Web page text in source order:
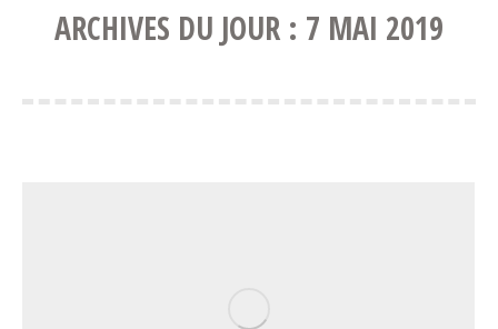
ARCHIVES DU JOUR : 7 MAI 2019